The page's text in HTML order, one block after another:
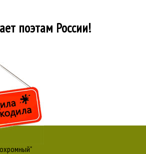
поэтам России!